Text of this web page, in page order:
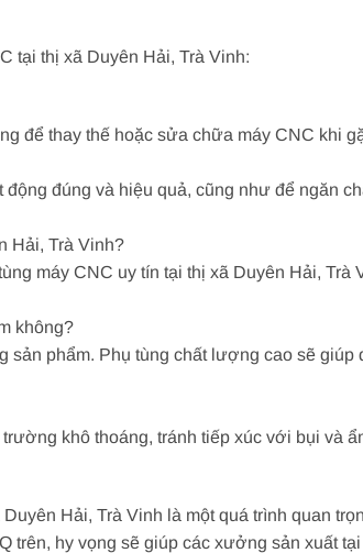
tại thị xã Duyên Hải, Trà Vinh:
để thay thế hoặc sửa chữa máy CNC khi
đúng và hiệu quả, cũng như để ngăn
Hải, Trà Vinh?
máy CNC uy tín tại thị xã Duyên Hải, Trà
không?
phẩm. Phụ tùng chất lượng cao sẽ giúp
khô thoáng, tránh tiếp xúc với bụi và
Hải, Trà Vinh là một quá trình quan
trên, hy vọng sẽ giúp các xưởng sản xuất